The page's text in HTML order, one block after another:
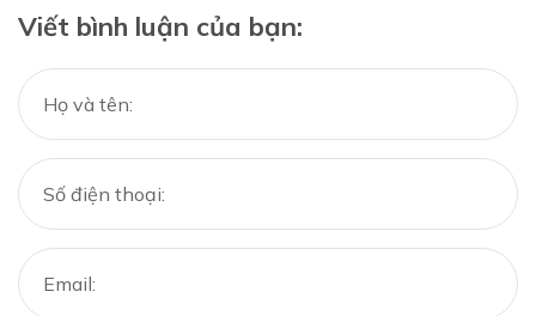
Viết bình luận của bạn: